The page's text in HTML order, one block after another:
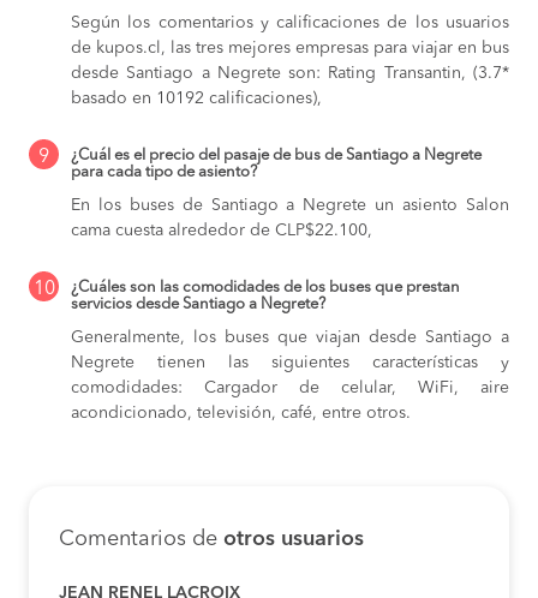
Según los comentarios y calificaciones de los usuarios
de kupos.cl, las tres mejores empresas para viajar en bus
desde Santiago a Negrete son: Rating Transantin, (3.7*
basado en 10192 calificaciones),
9
¿Cuál es el precio del pasaje de bus de Santiago a Negrete
para cada tipo de asiento?
En los buses de Santiago a Negrete un asiento Salon
cama cuesta alrededor de CLP$22.100,
10
¿Cuáles son las comodidades de los buses que prestan
servicios desde Santiago a Negrete?
Generalmente, los buses que viajan desde Santiago a
Negrete tienen las siguientes características y
comodidades: Cargador de celular, WiFi, aire
acondicionado, televisión, café, entre otros.
Comentarios de otros usuarios
JEAN RENEL LACROIX